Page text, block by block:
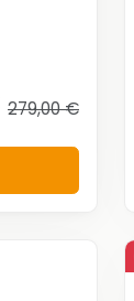
279,00 €